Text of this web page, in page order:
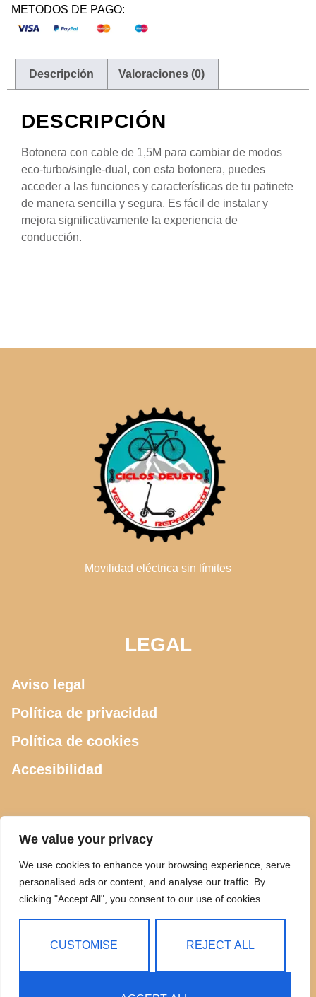
We value your privacy
We use cookies to enhance your browsing experience, serve
personalised ads or content, and analyse our traffic. By
clicking "Accept All", you consent to our use of cookies.
CUSTOMISE REJECT ALL
METODOS DE PAGO:
Descripción Valoraciones (0)
DESCRIPCIÓN
Botonera con cable de 1,5M para cambiar de modos
eco-turbo/single-dual, con esta botonera, puedes
acceder a las funciones y características de tu patinete
de manera sencilla y segura. Es fácil de instalar y
mejora significativamente la experiencia de
conducción.
Movilidad eléctrica sin límites
LEGAL
Aviso legal
Política de privacidad
Política de cookies
Accesibilidad
CONTACTO
615 505 289
ciclosdeusto@gmail.com